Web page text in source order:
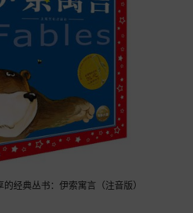
的经典丛书：伊索寓言（注音版）